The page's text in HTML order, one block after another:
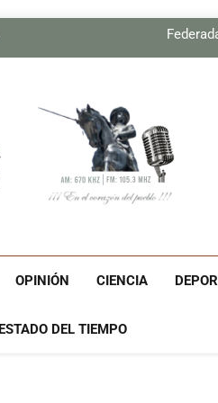
OPINIÓN CIENCIA
ESTADO DEL TIEMPO